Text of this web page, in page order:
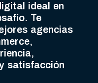
ideal en
Te
agencias
satisfacción